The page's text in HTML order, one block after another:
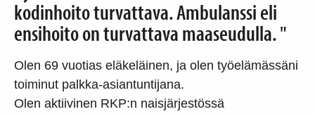
kodinhoito turvattava. Ambulanssi eli
ensihoito on turvattava maaseudulla. "
Olen 69 vuotias eläkeläinen, ja olen työelämässäni
toiminut palkka-asiantuntijana.
Olen aktiivinen RKP:n naisjärjestössä